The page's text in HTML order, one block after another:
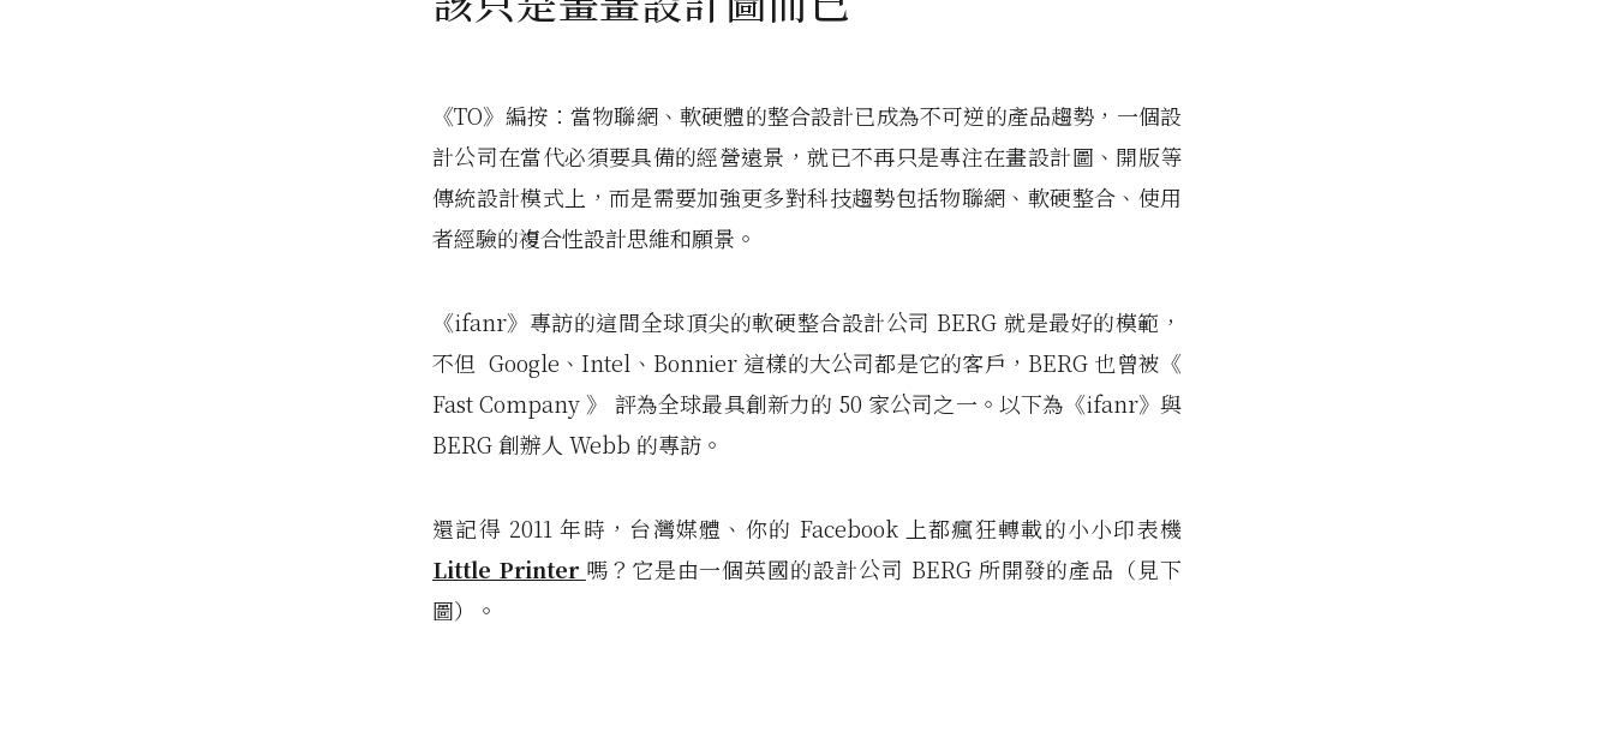
《TO》編按：當物聯網、軟硬體的整合設計已成為不可逆的產品趨勢，一個設
計公司在當代必須要具備的經營遠景，就已不再只是專注在畫設計圖、開版等
傳統設計模式上，而是需要加強更多對科技趨勢包括物聯網、軟硬整合、使用
者經驗的複合性設計思維和願景。
《ifanr》專訪的這間全球頂尖的軟硬整合設計公司 BERG 就是最好的模範，
不但 Google、Intel、Bonnier 這樣的大公司都是它的客戶，BERG 也曾被《
Fast Company 》 評為全球最具創新力的 50 家公司之一。以下為《ifanr》與
BERG 創辦人 Webb 的專訪。
還記得 2011 年時，台灣媒體、你的 Facebook 上都瘋狂轉載的小小印表機
Little Printer 嗎？它是由一個英國的設計公司 BERG 所開發的產品（見下
圖）。